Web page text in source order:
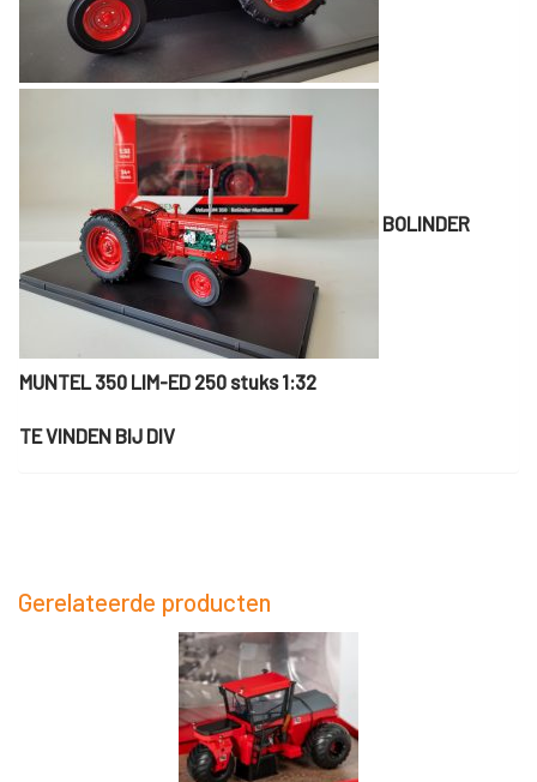
BOLINDER
MUNTEL 350 LIM-ED 250 stuks 1:32
TE VINDEN BIJ DIV
Gerelateerde producten